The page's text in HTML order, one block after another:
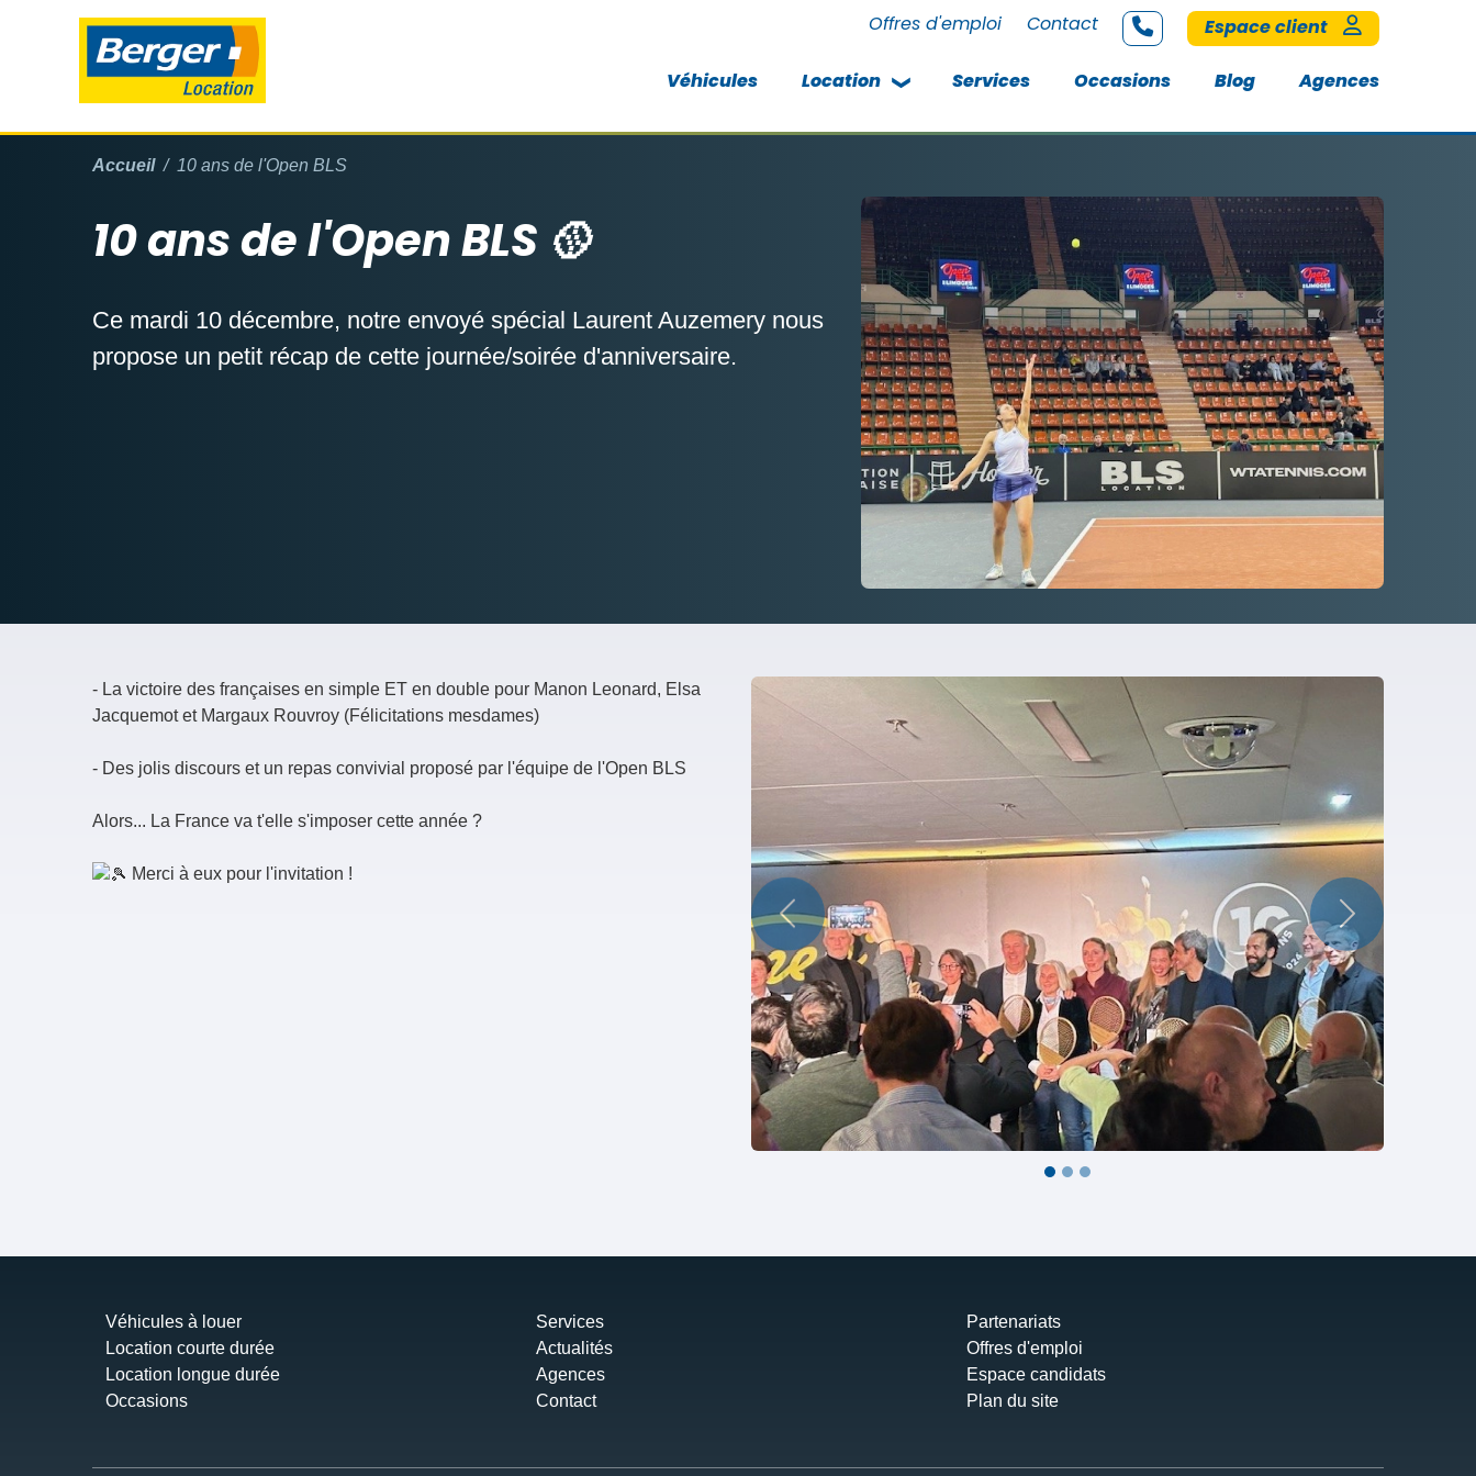
Offres d'emploi Contact Espace client
Véhicules Location Services Occasions Blog Agences
Accueil 10 ans de l'Open BLS
10 ans de l'Open BLS 🥎
Ce mardi 10 décembre, notre envoyé spécial Laurent Auzemery nous
propose un petit récap de cette journée/soirée d'anniversaire.
- La victoire des françaises en simple ET en double pour Manon Leonard, Elsa
Jacquemot et Margaux Rouvroy (Félicitations mesdames)
- Des jolis discours et un repas convivial proposé par l'équipe de l'Open BLS
Alors... La France va t'elle s'imposer cette année ?
Merci à eux pour l'invitation !
Précédent Suivant
Véhicules à louer
Location courte durée
Location longue durée
Occasions
Services
Actualités
Agences
Contact
Partenariats
Offres d'emploi
Espace candidats
Plan du site